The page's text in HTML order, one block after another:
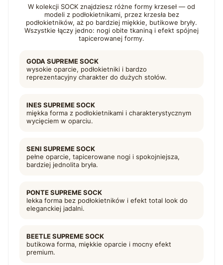
W kolekcji SOCK znajdziesz różne formy krzeseł — od
modeli z podłokietnikami, przez krzesła bez
podłokietników, aż po bardziej miękkie, butikowe bryły.
Wszystkie łączy jedno: nogi obite tkaniną i efekt spójnej
tapicerowanej formy.
GODA SUPREME SOCK
wysokie oparcie, podłokietniki i bardzo
reprezentacyjny charakter do dużych stołów.
INES SUPREME SOCK
miękka forma z podłokietnikami i charakterystycznym
wycięciem w oparciu.
SENI SUPREME SOCK
pełne oparcie, tapicerowane nogi i spokojniejsza,
bardziej jednolita bryła.
PONTE SUPREME SOCK
lekka forma bez podłokietników i efekt total look do
eleganckiej jadalni.
BEETLE SUPREME SOCK
butikowa forma, miękkie oparcie i mocny efekt
premium.